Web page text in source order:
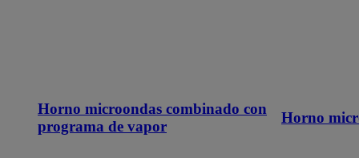
Horno microondas combinado con
programa de vapor
Horno